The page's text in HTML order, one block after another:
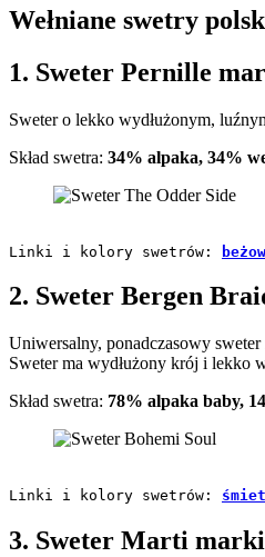
Wełniane swetry
1. Sweter Pernille
Sweter o lekko wydłużonym,
Skład swetra: 34% alpaka, 34%
Linki i kolory swetrów:
2. Sweter Bergen
Uniwersalny, ponadczasowy
Sweter ma wydłużony krój i lekko
Skład swetra: 78% alpaka baby,
Linki i kolory swetrów:
3. Sweter Marti